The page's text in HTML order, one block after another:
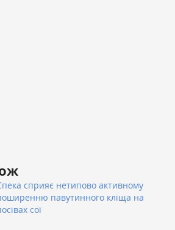
сприяє нетипово активному
павутинного кліща на
сої